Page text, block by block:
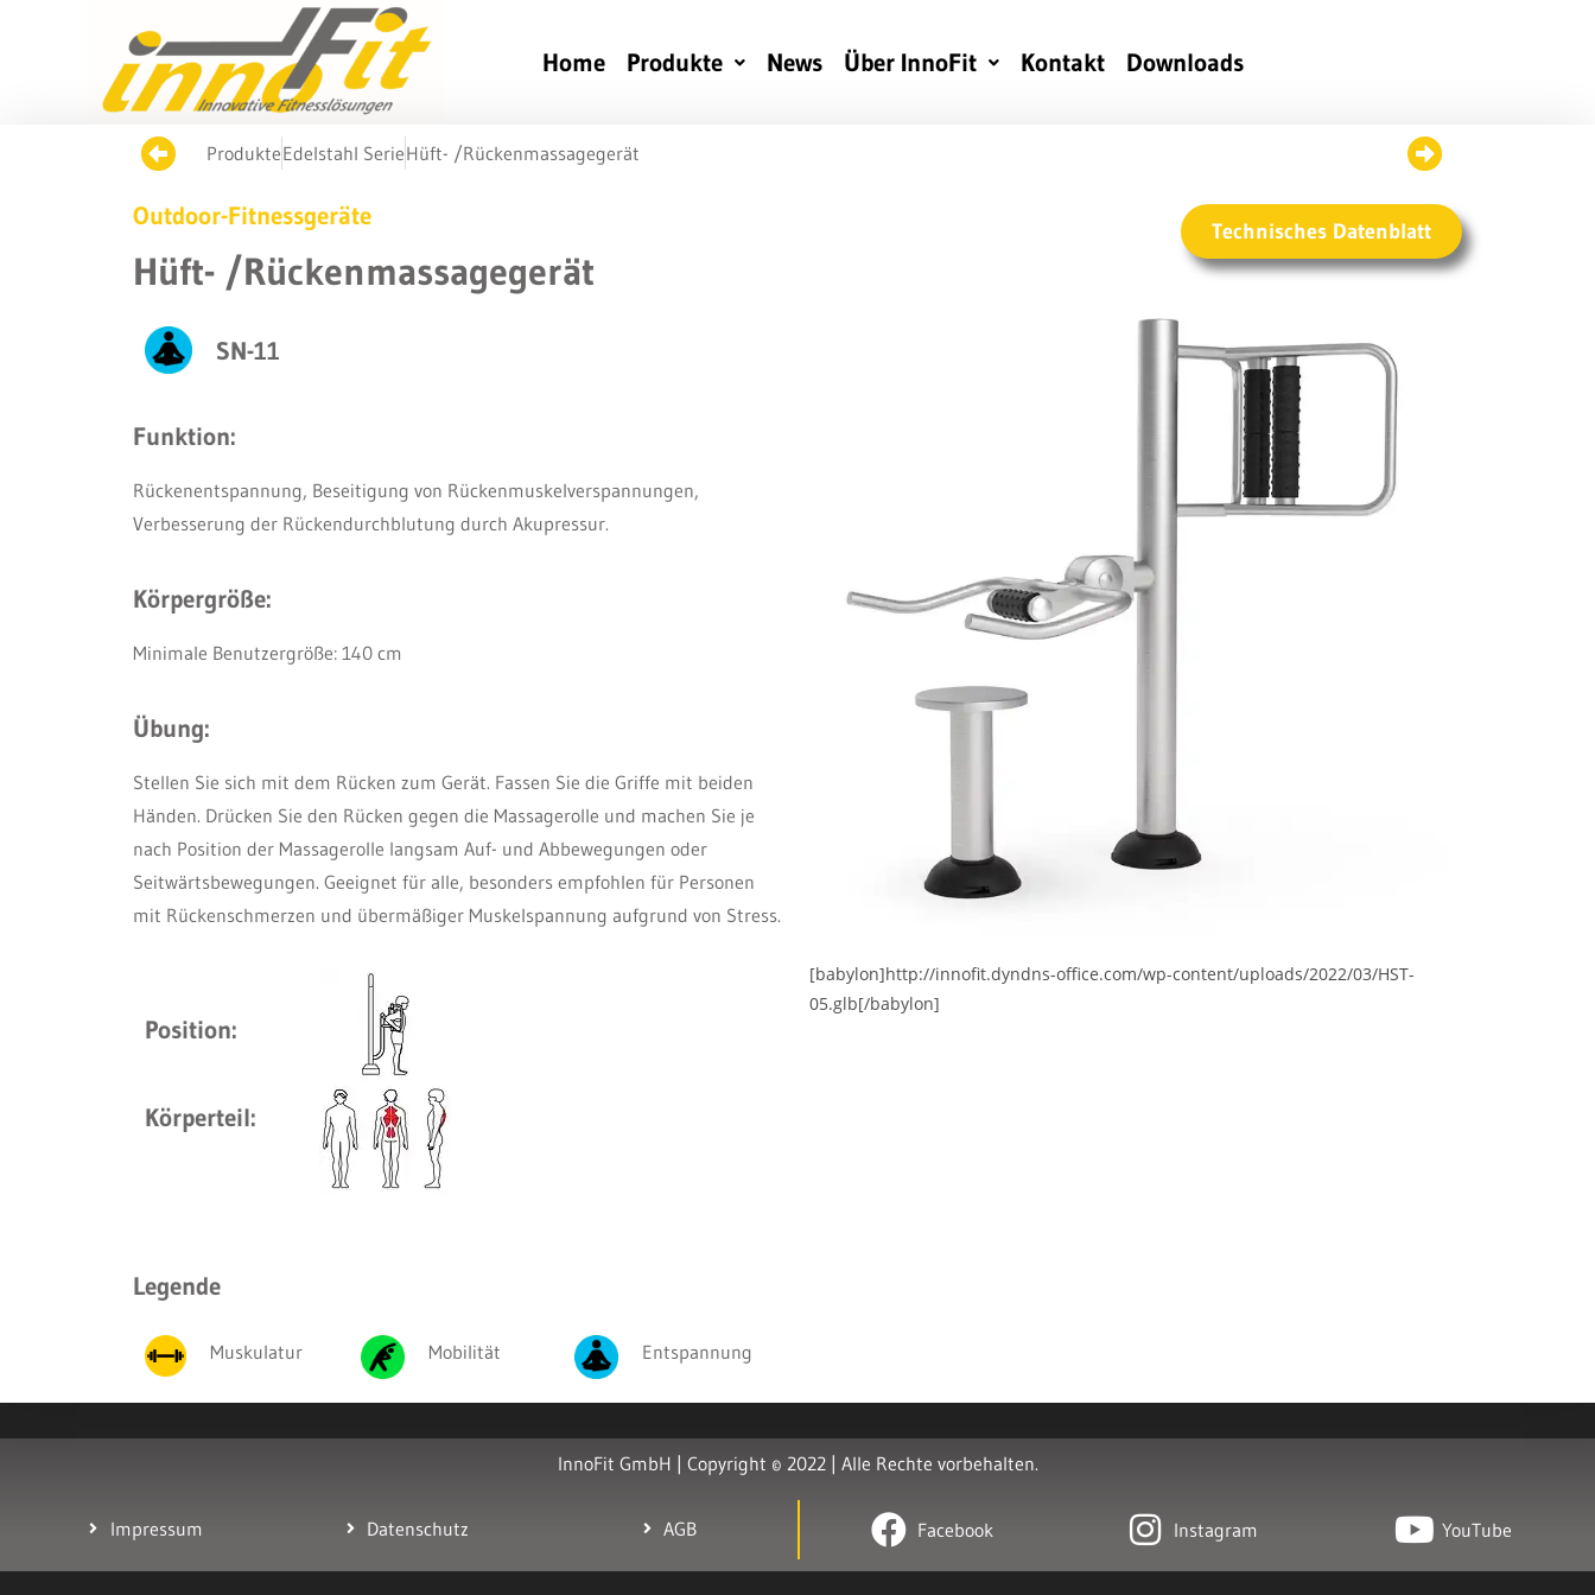
Home Produkte News Über InnoFit Kontakt Downloads
ProdukteEdelstahl SerieHüft- /Rückenmassagegerät
Outdoor-Fitnessgeräte
Hüft- /Rückenmassagegerät
SN-11
Funktion:
Rückenentspannung, Beseitigung von Rückenmuskelverspannungen,
Verbesserung der Rückendurchblutung durch Akupressur.
Körpergröße:
Minimale Benutzergröße: 140 cm
Übung:
Stellen Sie sich mit dem Rücken zum Gerät. Fassen Sie die Griffe mit beiden
Händen. Drücken Sie den Rücken gegen die Massagerolle und machen Sie je
nach Position der Massagerolle langsam Auf- und Abbewegungen oder
Seitwärtsbewegungen. Geeignet für alle, besonders empfohlen für Personen
mit Rückenschmerzen und übermäßiger Muskelspannung aufgrund von Stress.
Position:
Körperteil:
Legende
Muskulatur Mobilität Entspannung
Technisches Datenblatt
[babylon]http://innofit.dyndns-office.com/wp-content/uploads/2022/03/HST-
05.glb[/babylon]
InnoFit GmbH | Copyright © 2022 | Alle Rechte vorbehalten.
Impressum Datenschutz AGB Facebook Instagram YouTube